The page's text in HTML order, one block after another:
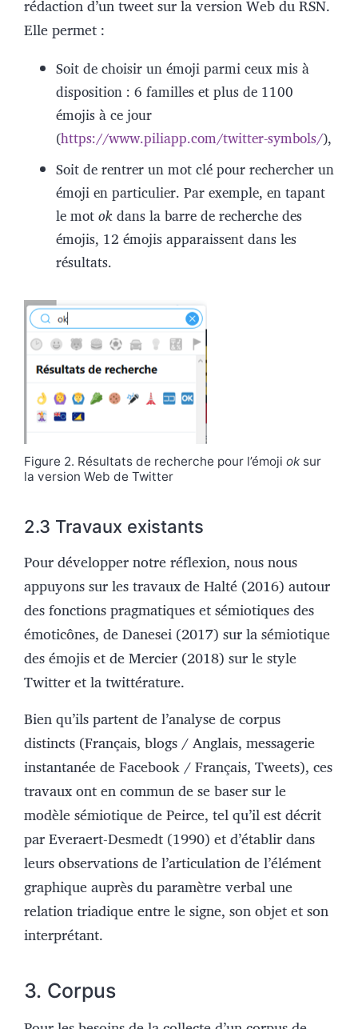
rédaction d’un tweet sur la version Web du RSN.
Elle permet :
Soit de choisir un émoji parmi ceux mis à
disposition : 6 familles et plus de 1100
émojis à ce jour
(https://www.piliapp.com/twitter-symbols/),
Soit de rentrer un mot clé pour rechercher un
émoji en particulier. Par exemple, en tapant
le motokdans la barre de recherche des
émojis, 12 émojis apparaissent dans les
résultats.
Figure 2. Résultats de recherche pour l’émoji oksur
la version Web de Twitter
2.3 Travaux existants
Pour développer notre réflexion, nous nous
appuyons sur les travaux de Halté (2016) autour
des fonctions pragmatiques et sémiotiques des
émoticônes, de Danesei (2017) sur la sémiotique
des émojis et de Mercier (2018) sur le style
Twitter et la twittérature.
Bien qu’ils partent de l’analyse de corpus
distincts (Français, blogs / Anglais, messagerie
instantanée de Facebook / Français, Tweets), ces
travaux ont en commun de se baser sur le
modèle sémiotique de Peirce, tel qu’il est décrit
par Everaert-Desmedt (1990) et d’établir dans
leurs observations de l’articulation de l’élément
graphique auprès du paramètre verbal une
relation triadique entre le signe, son objet et son
interprétant.
3. Corpus